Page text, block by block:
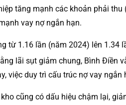
tăng mạnh các khoản phải
vay nợ ngắn hạn.
từ 1.16 lần (năm 2024) lên 1.34
lãi sụt giảm chung, Bình Điền
việc duy trì cấu trúc nợ vay
cũng có dấu hiệu chậm lại,